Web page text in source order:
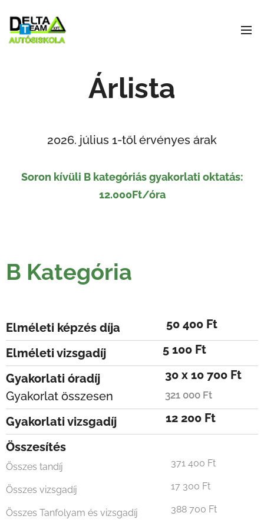
Árlista
2026. július 1-től érvényes árak
Soron kívüli B kategóriás gyakorlati oktatás:
12.000Ft/óra
B Kategória
Elméleti képzés díja 50 400 Ft
Elméleti vizsgadíj 5 100 Ft
Gyakorlati óradíj
Gyakorlat összesen
30 x 10 700 Ft
321 000 Ft
Gyakorlati vizsgadíj 12 200 Ft
Összesítés
Összes tandíj
Összes vizsgadíj
Összes Tanfolyam és vizsgadíj
371 400 Ft
17 300 Ft
388 700 Ft